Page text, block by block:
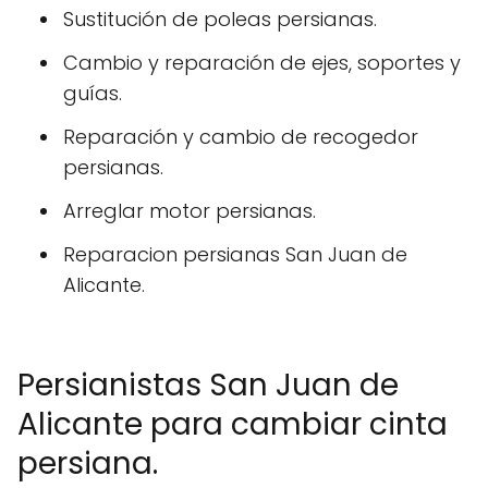
Sustitución de poleas persianas.
Cambio y reparación de ejes, soportes y
guías.
Reparación y cambio de recogedor
persianas.
Arreglar motor persianas.
Reparacion persianas San Juan de
Alicante.
Persianistas San Juan de
Alicante para cambiar cinta
persiana.